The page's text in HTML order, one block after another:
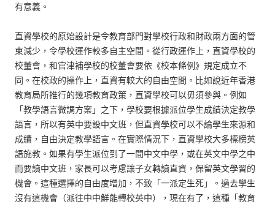
有意義。
直資學校的原始設計是令教育部門對學校行政和財政兩方面的管
束減少，令學校運作較多自主空間。從行政運作上，直資學校的
校董會，和官津補學校的校董會要依《校本條例》規定成立不
同。在校政的操作上，直資有較大的自由空間。比如說近年香港
教育局所推行的幾項教育政策，直資學校可以毋須參與。例如
「教學語言微調方案」之下，學校要根據派位學生成績決定教學
語言，所以有英中要設中文班，但直資學校可以不論學生來源和
成績，自由決定教學語言。在實際情況下，直資學校大多標榜英
語施教。如果有學生派位到了一間中文中學，或在英文中學之中
而要讀中文班，家長可以考慮讓子女轉讀直資，保留英文學習的
機會。這種選擇的自由度增加，不致「一派定生死」。過去學生
沒有這機會（派往中中鮮能轉校英中），現在有了，這種「教育